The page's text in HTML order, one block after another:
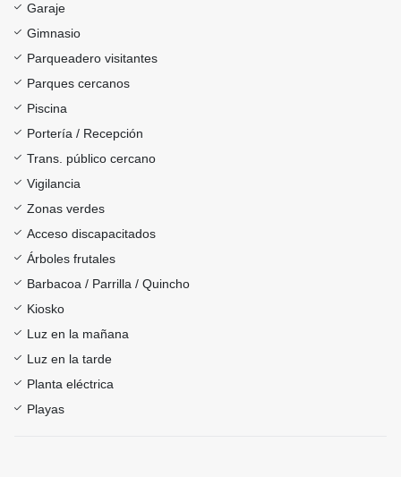
Garaje
Gimnasio
Parqueadero visitantes
Parques cercanos
Piscina
Portería / Recepción
Trans. público cercano
Vigilancia
Zonas verdes
Acceso discapacitados
Árboles frutales
Barbacoa / Parrilla / Quincho
Kiosko
Luz en la mañana
Luz en la tarde
Planta eléctrica
Playas